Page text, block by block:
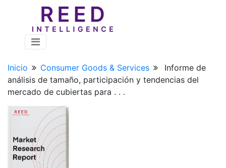
Inicio Consumer Goods & Services
Informe de
análisis de tamaño, participación y tendencias del
mercado de cubiertas para . . .